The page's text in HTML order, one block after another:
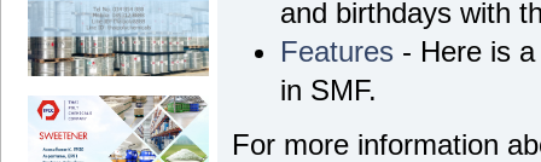
and birthdays with
Features - Here is
in SMF.
For more information